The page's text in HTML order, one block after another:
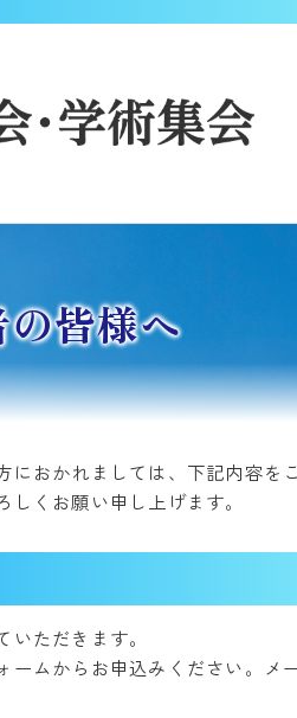
皆様へ
おかれましては、下記内容を
くお願い申し上げます。
ただきます。
ムからお申込みください。メ